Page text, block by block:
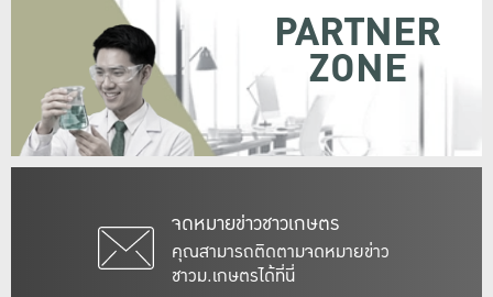
จดหมายข่าวชาวเกษตร
คุณสามารถติดตามจดหมายข่าว
ชาวม.เกษตรได้ที่นี่
PARTNER
ZONE